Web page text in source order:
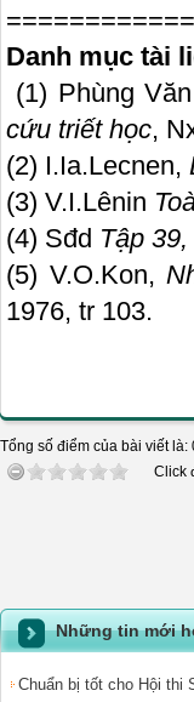
Danh mục tài
(1) Phùng
cứu triết học,
(2) I.Ia.Lecnen,
(3) V.I.Lênin
(4) Sđd Tập 39,
(5) V.O.Kon,
1976, tr 103.
Tổng số điểm của bài viết là:
Click
Những tin mới
Chuẩn bị tốt cho Hội thi